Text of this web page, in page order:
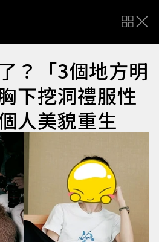
？「3個地方明
下挖洞禮服性
人美貌重生